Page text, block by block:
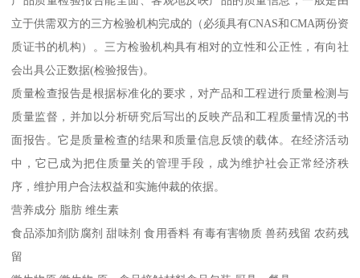
立于供需双方的三方检验机构完成的（必须具有CNAS和CMA两份资
质证书的机构）。三方检验机构具有相对的立性和公正性，有向社
会出具公正数据(检验报告)。
质量检查报告是根据标准化的要求，对产品和工程进行质量检测与
质量监督，并加以分析研究后写出的反映产品和工程质量情况的书
面报告。它是质量检查的结果和质量信息反馈的载体。在经济活动
中，它已成为把住质量关的管理手段，成为维护社会正常经济秩
序，维护用户合法权益和实施仲裁的依据。
营养成分 脂肪 维生素
食品添加剂防腐剂 甜味剂 食用香料 有毒有害物质 兽药残留 农药残
留